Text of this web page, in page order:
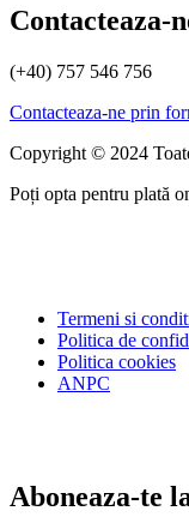
Contacteaza-
(+40) 757 546 756
Contacteaza-ne prin
Copyright © 2024
Poți opta pentru plată
Termeni si
Politica de
Politica cookies
ANPC
Aboneaza-te